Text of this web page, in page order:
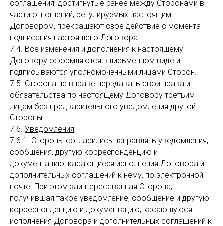
соглашения, достигнутые ранее между Сторонами в
части отношений, регулируемых настоящим
Договором, прекращают своё действие с момента
подписания настоящего Договора.
7.4. Все изменения и дополнения к настоящему
Договору оформляются в письменном виде и
подписываются уполномоченными лицами Сторон.
7.5. Сторона не вправе передавать свои права и
обязательства по настоящему Договору третьим
лицам без предварительного уведомления другой
Стороны.
7.6. Уведомления
7.6.1. Стороны согласились направлять уведомления,
сообщения, другую корреспонденцию и
документацию, касающиеся исполнения Договора и
дополнительных соглашений к нему, по электронной
почте. При этом заинтересованная Сторона,
получившая такое уведомление, сообщение и другую
корреспонденцию и документацию, касающуюся
исполнения Договора и дополнительных соглашений к